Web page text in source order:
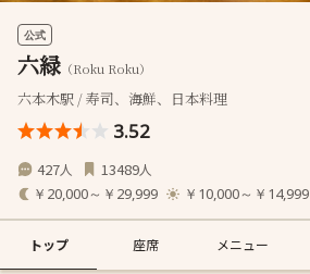
公式
六緑 （Roku Roku）
六本木駅 / 寿司、海鮮、日本料理
3.52
427人 13489人
￥20,000～￥29,999 ￥10,000～￥14,999
トップ 座席 メニュー